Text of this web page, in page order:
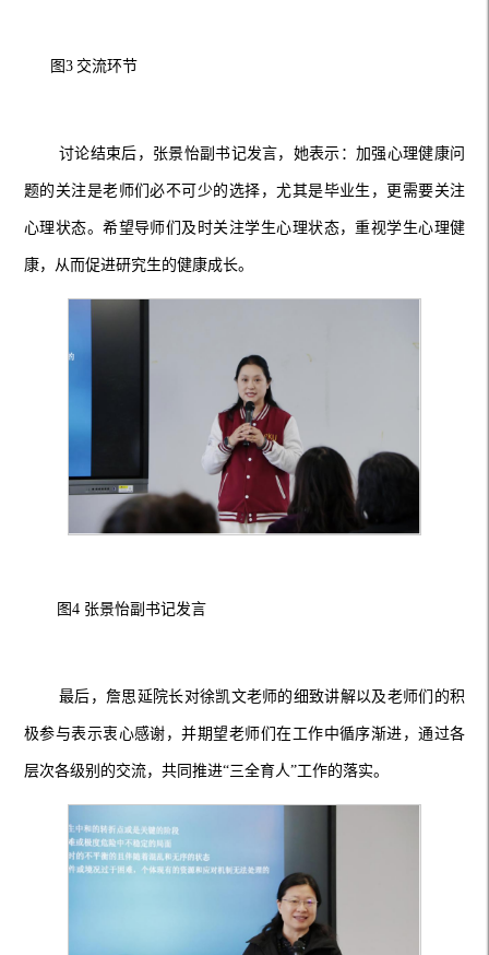
图3 交流环节
讨论结束后，张景怡副书记发言，她表示：加强心理健康问
题的关注是老师们必不可少的选择，尤其是毕业生，更需要关注
心理状态。希望导师们及时关注学生心理状态，重视学生心理健
康，从而促进研究生的健康成长。
图4 张景怡副书记发言
最后，詹思延院长对徐凯文老师的细致讲解以及老师们的积
极参与表示衷心感谢，并期望老师们在工作中循序渐进，通过各
层次各级别的交流，共同推进“三全育人”工作的落实。